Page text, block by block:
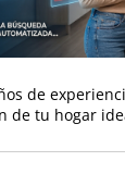
de
de tu hogar